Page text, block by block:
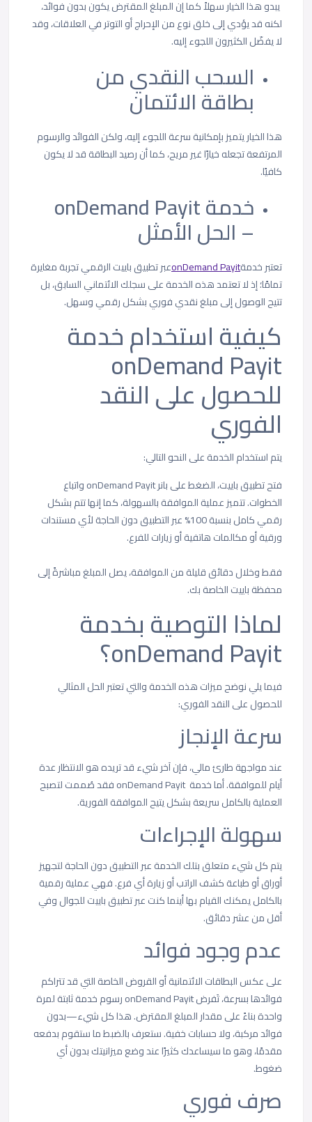
يبدو هذا الخيار سهلاً كما إن المبلغ المقترض يكون بدون فوائد،
لكنه قد يؤدي إلى خلق نوع من الإحراج أو التوتر في العلاقات، وقد
لا يفضّل الكثيرون اللجوء إليه.
السحب النقدي من
بطاقة الائتمان
هذا الخيار يتميز بإمكانية سرعة اللجوء إليه، ولكن الفوائد والرسوم
المرتفعة تجعله خيارًا غير مريح، كما أن رصيد البطاقة قد لا يكون
كافيًا.
خدمة onDemand Payit
– الحل الأمثل
تعتبر خدمةonDemand Payitعبر تطبيق باييت الرقمي تجربة مغايرة
تمامًا؛ إذ لا تعتمد هذه الخدمة على سجلك الائتماني السابق، بل
تتيح الوصول إلى مبلغ نقدي فوري بشكل رقمي وسهل.
كيفية استخدام خدمة
onDemand Payit
للحصول على النقد
الفوري
يتم استخدام الخدمة على النحو التالي:
فتح تطبيق باييت، الضغط على بانر onDemand Payit واتباع
الخطوات. تتميز عملية الموافقة بالسهولة، كما إنها تتم بشكل
رقمي كامل بنسبة 100% عبر التطبيق دون الحاجة لأي مستندات
ورقية أو مكالمات هاتفية أو زيارات للفرع.
فقط وخلال دقائق قليلة من الموافقة، يصل المبلغ مباشرةً إلى
محفظة باييت الخاصة بك.
لماذا التوصية بخدمة
onDemand Payit؟
فيما يلي نوضح ميزات هذه الخدمة والتي تعتبر الحل المثالي
للحصول على النقد الفوري:
سرعة الإنجاز
عند مواجهة طارئ مالي، فإن آخر شيء قد تريده هو الانتظار عدة
أيام للموافقة. أما خدمة onDemand Payit فقد صُممت لتصبح
العملية بالكامل سريعة بشكل يتيح الموافقة الفورية.
سهولة الإجراءات
يتم كل شيء متعلق بتلك الخدمة عبر التطبيق دون الحاجة لتجهيز
أوراق أو طباعة كشف الراتب أو زيارة أي فرع. فهي عملية رقمية
بالكامل يمكنك القيام بها أينما كنت عبر تطبيق باييت للجوال وفي
أقل من عشر دقائق.
عدم وجود فوائد
على عكس البطاقات الائتمانية أو القروض الخاصة التي قد تتراكم
فوائدها بسرعة، تَفرض onDemand Payit رسوم خدمة ثابتة لمرة
واحدة بناءً على مقدار المبلغ المقترض. هذا كل شيء—بدون
فوائد مركبة، ولا حسابات خفية. ستعرف بالضبط ما ستقوم بدفعه
مقدمًا، وهو ما سيساعدك كثيرًا عند وضع ميزانيتك بدون أي
ضغوط.
صرف فوري